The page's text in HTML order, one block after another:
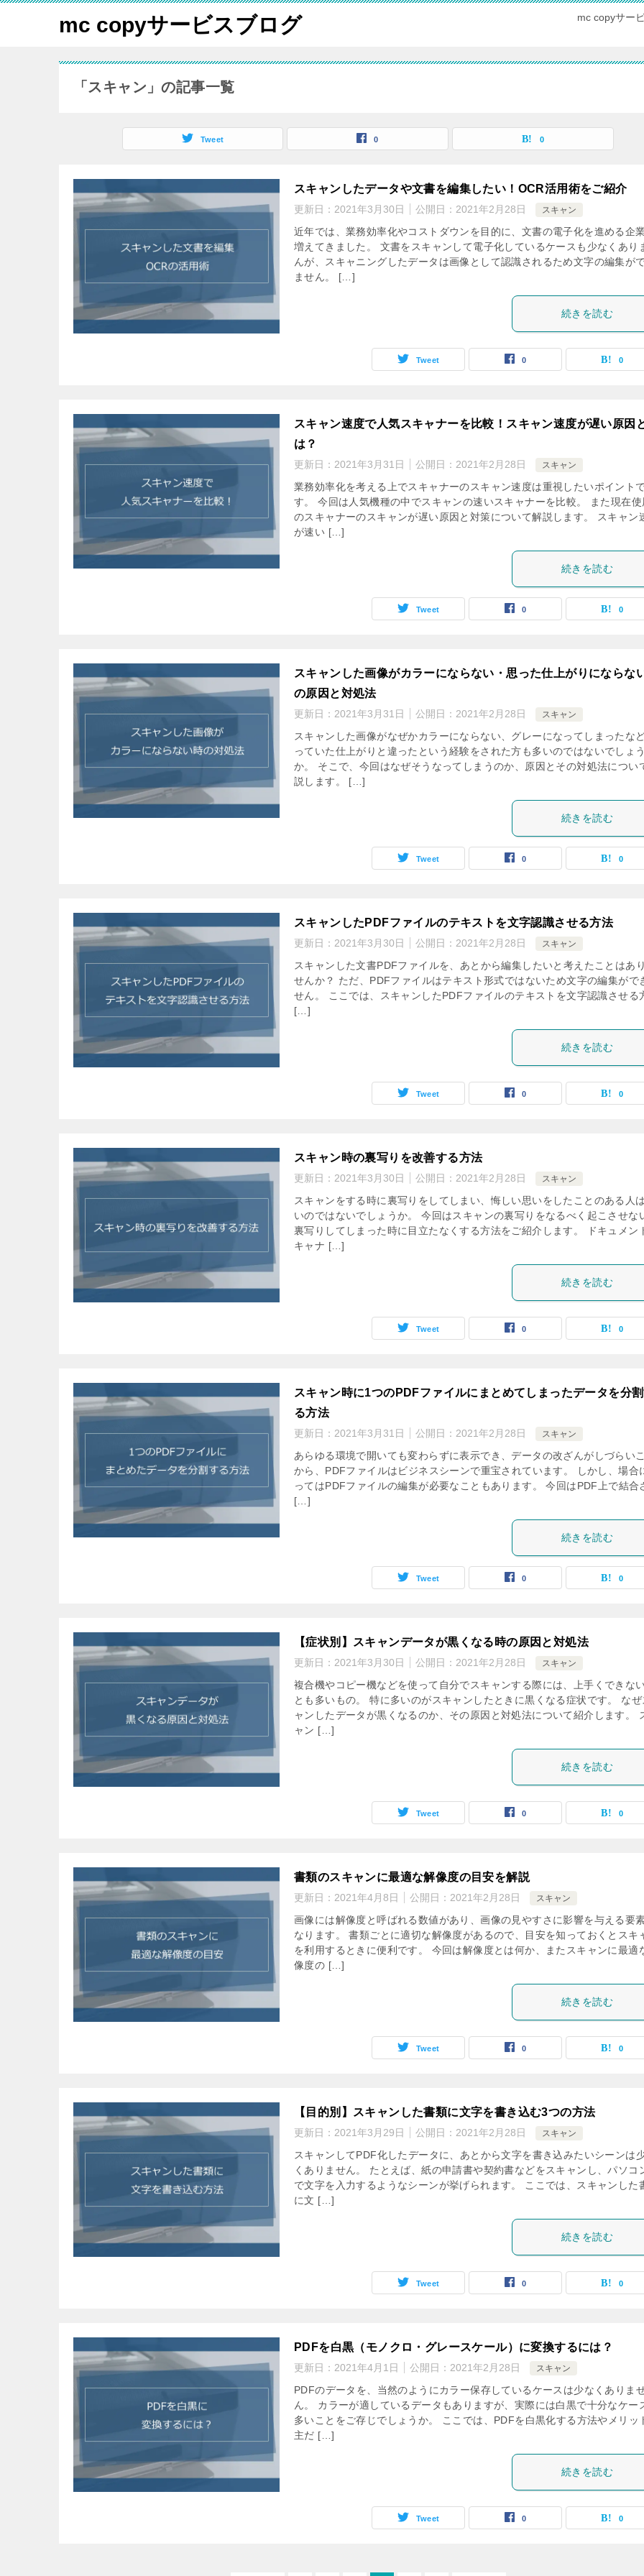
mc copyサービスブログ mc copyサー
「スキャン」の記事一覧
Tweet 0 0
スキャンしたデータや文書を編集したい！OCR活用術をご紹介
更新日： 2021年3月30日 公開日： 2021年2月28日 スキャン
近年では、業務効率化やコストダウンを目的に、文書の電子化を進める企
増えてきました。 文書をスキャンして電子化しているケースも少なくあり
んが、スキャニングしたデータは画像として認識されるため文字の編集が
ません。 […]
続きを読む
Tweet 0 0
スキャン速度で人気スキャナーを比較！スキャン速度が遅い原因
は？
更新日： 2021年3月31日 公開日： 2021年2月28日 スキャン
業務効率化を考える上でスキャナーのスキャン速度は重視したいポイント
す。 今回は人気機種の中でスキャンの速いスキャナーを比較。 また現在使
のスキャナーのスキャンが遅い原因と対策について解説します。 スキャン
が速い […]
続きを読む
Tweet 0 0
スキャンした画像がカラーにならない・思った仕上がりにならな
の原因と対処法
更新日： 2021年3月31日 公開日： 2021年2月28日 スキャン
スキャンした画像がなぜかカラーにならない、グレーになってしまったな
っていた仕上がりと違ったという経験をされた方も多いのではないでしょう
か。 そこで、今回はなぜそうなってしまうのか、原因とその対処法につい
説します。 […]
続きを読む
Tweet 0 0
スキャンしたPDFファイルのテキストを文字認識させる方法
更新日： 2021年3月30日 公開日： 2021年2月28日 スキャン
スキャンした文書PDFファイルを、あとから編集したいと考えたことはあ
せんか？ ただ、PDFファイルはテキスト形式ではないため文字の編集がで
せん。 ここでは、スキャンしたPDFファイルのテキストを文字認識させる
[…]
続きを読む
Tweet 0 0
スキャン時の裏写りを改善する方法
更新日： 2021年3月30日 公開日： 2021年2月28日 スキャン
スキャンをする時に裏写りをしてしまい、悔しい思いをしたことのある人
いのではないでしょうか。 今回はスキャンの裏写りをなるべく起こさせな
裏写りしてしまった時に目立たなくする方法をご紹介します。 ドキュメン
キャナ […]
続きを読む
Tweet 0 0
スキャン時に1つのPDFファイルにまとめてしまったデータを分
る方法
更新日： 2021年3月31日 公開日： 2021年2月28日 スキャン
あらゆる環境で開いても変わらずに表示でき、データの改ざんがしづらい
から、PDFファイルはビジネスシーンで重宝されています。 しかし、場合
ってはPDFファイルの編集が必要なこともあります。 今回はPDF上で結合
[…]
続きを読む
Tweet 0 0
【症状別】スキャンデータが黒くなる時の原因と対処法
更新日： 2021年3月30日 公開日： 2021年2月28日 スキャン
複合機やコピー機などを使って自分でスキャンする際には、上手くできな
とも多いもの。 特に多いのがスキャンしたときに黒くなる症状です。 なぜ
ャンしたデータが黒くなるのか、その原因と対処法について紹介します。
ャン […]
続きを読む
Tweet 0 0
書類のスキャンに最適な解像度の目安を解説
更新日： 2021年4月8日 公開日： 2021年2月28日 スキャン
画像には解像度と呼ばれる数値があり、画像の見やすさに影響を与える要
なります。 書類ごとに適切な解像度があるので、目安を知っておくとスキ
を利用するときに便利です。 今回は解像度とは何か、またスキャンに最適
像度の […]
続きを読む
Tweet 0 0
【目的別】スキャンした書類に文字を書き込む3つの方法
更新日： 2021年3月29日 公開日： 2021年2月28日 スキャン
スキャンしてPDF化したデータに、あとから文字を書き込みたいシーンは
くありません。 たとえば、紙の申請書や契約書などをスキャンし、パソコ
で文字を入力するようなシーンが挙げられます。 ここでは、スキャンした
に文 […]
続きを読む
Tweet 0 0
PDFを白黒（モノクロ・グレースケール）に変換するには？
更新日： 2021年4月1日 公開日： 2021年2月28日 スキャン
PDFのデータを、当然のようにカラー保存しているケースは少なくありま
ん。 カラーが適しているデータもありますが、実際には白黒で十分なケー
多いことをご存じでしょうか。 ここでは、PDFを白黒化する方法やメリッ
主だ […]
続きを読む
Tweet 0 0